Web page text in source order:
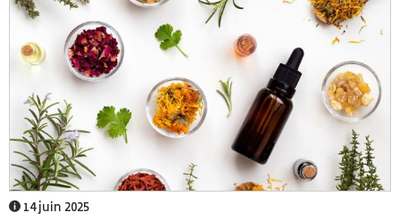
14 juin 2025